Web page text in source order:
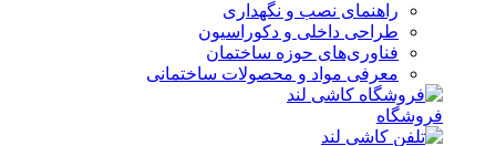
راهنمای نصب و نگهداری
طراحی داخلی و دکوراسیون
فناوری‌های حوزه ساختمان
معرفی مواد و محصولات ساختمانی
فروشگاه